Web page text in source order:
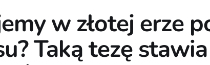
w złotej erze
Taką tezę